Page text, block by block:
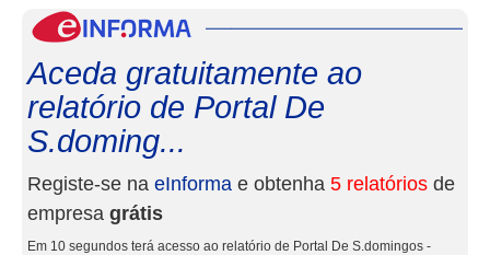
Aceda gratuitamente ao
relatório de Portal De
S.doming...
Registe-se na eInforma e obtenha 5 relatórios de
empresa grátis
Em 10 segundos terá acesso ao relatório de Portal De S.domingos -